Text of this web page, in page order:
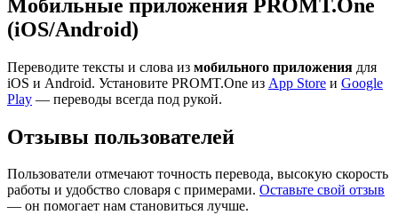
Мобильные приложения PROMT.One
(iOS/Android)
Переводите тексты и слова из мобильного приложения для
iOS и Android. Установите PROMT.One из App Store и Google
Play — переводы всегда под рукой.
Отзывы пользователей
Пользователи отмечают точность перевода, высокую скорость
работы и удобство словаря с примерами. Оставьте свой отзыв
— он помогает нам становиться лучше.